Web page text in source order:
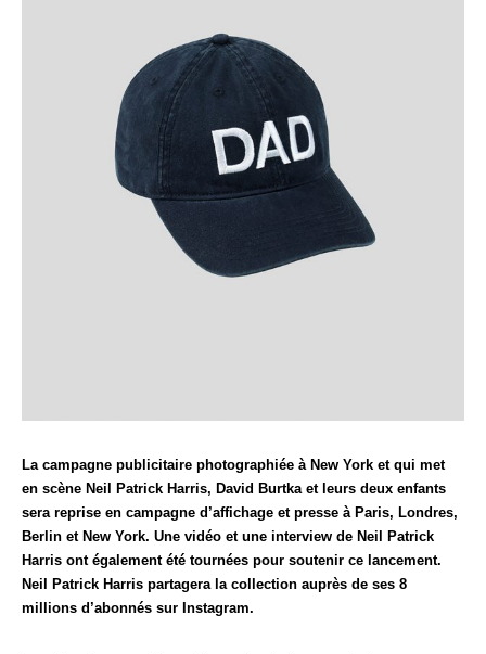
La campagne publicitaire photographiée à New York et qui met
en scène Neil Patrick Harris, David Burtka et leurs deux enfants
sera reprise en campagne d’affichage et presse à Paris, Londres,
Berlin et New York. Une vidéo et une interview de Neil Patrick
Harris ont également été tournées pour soutenir ce lancement.
Neil Patrick Harris partagera la collection auprès de ses 8
millions d’abonnés sur Instagram.